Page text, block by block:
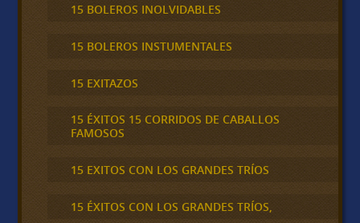
15 BOLEROS INOLVIDABLES
15 BOLEROS INSTUMENTALES
15 EXITAZOS
15 ÉXITOS 15 CORRIDOS DE CABALLOS
FAMOSOS
15 EXITOS CON LOS GRANDES TRÍOS
15 ÉXITOS CON LOS GRANDES TRÍOS,